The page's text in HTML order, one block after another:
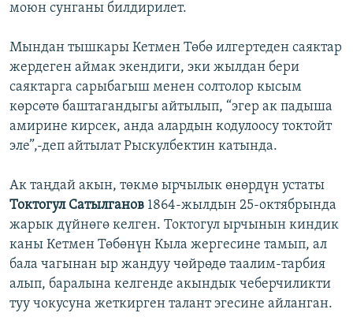
моюн сунганы билдирилет.
Мындан тышкары Кетмен Төбө илгертеден саяктар
жердеген аймак экендиги, эки жылдан бери
саяктарга сарыбагыш менен солтолор кысым
көрсөтө баштагандыгы айтылып, “эгер ак падыша
амирине кирсек, анда алардын кодулоосу токтойт
эле”,-деп айтылат Рыскулбектин катында.
Ак таңдай акын, төкмө ырчылык өнөрдүн устаты
Токтогул Сатылганов 1864-жылдын 25-октябрында
жарык дүйнөгө келген. Токтогул ырчынын киндик
каны Кетмен Төбөнүн Кыла жергесине тамып, ал
бала чагынан ыр жандуу чөйрөдө таалим-тарбия
алып, баралына келгенде акындык чеберчиликти
туу чокусуна жеткирген талант эгесине айланган.